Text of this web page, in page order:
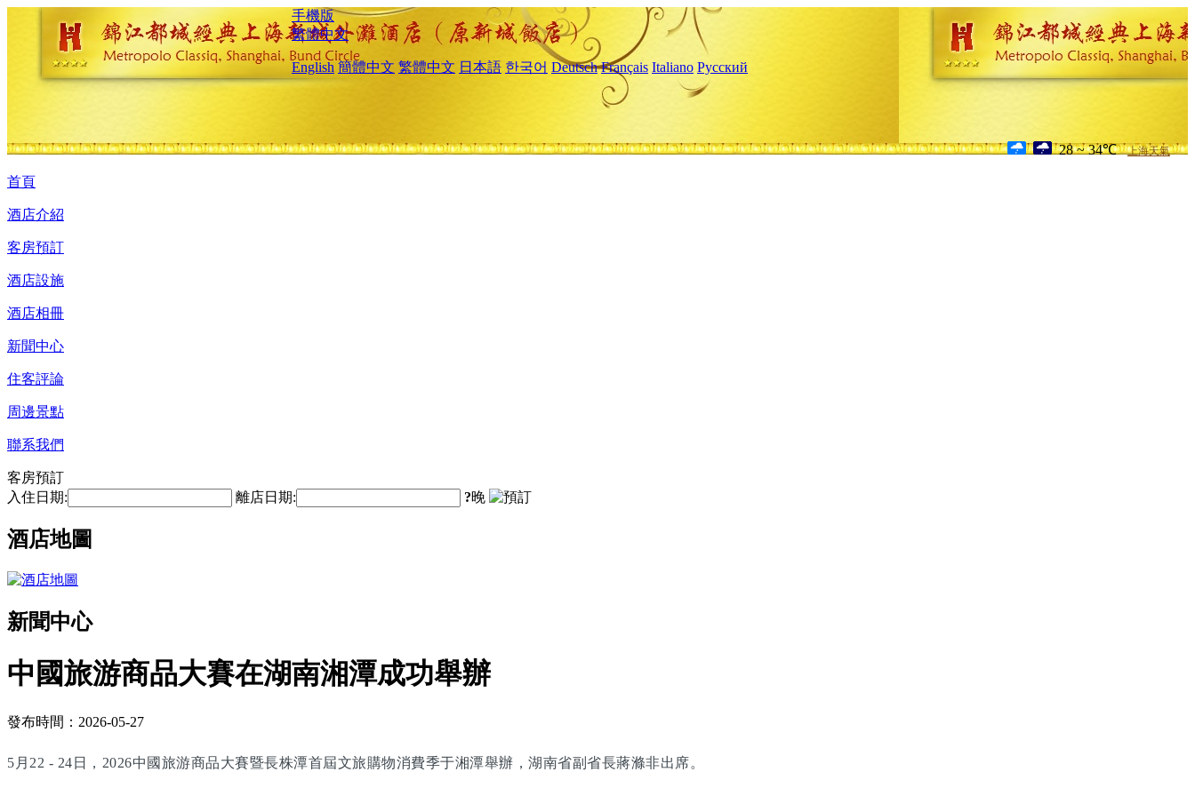
手機版
繁體中文
English 簡體中文 繁體中文 日本語 한국어 Deutsch Français Italiano Русский
28 ~ 34℃ 上海天氣
首頁
酒店介紹
客房預訂
酒店設施
酒店相冊
新聞中心
住客評論
周邊景點
聯系我們
客房預訂
入住日期:
離店日期: ?晚
酒店地圖
新聞中心
中國旅游商品大賽在湖南湘潭成功舉辦
發布時間：2026-05-27
5月22 - 24日，2026中國旅游商品大賽暨長株潭首屆文旅購物消費季于湘潭舉辦，湖南省副省長蔣滌非出席。